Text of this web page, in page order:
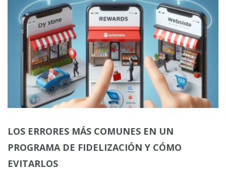
LOS ERRORES MÁS COMUNES EN UN
PROGRAMA DE FIDELIZACIÓN Y CÓMO
EVITARLOS